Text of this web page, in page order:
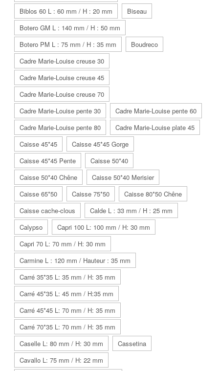
Biblos 60 L : 60 mm / H : 20 mm
Biseau
Botero GM L : 140 mm / H : 50 mm
Botero PM L : 75 mm / H : 35 mm
Boudreco
Cadre Marie-Louise creuse 30
Cadre Marie-Louise creuse 45
Cadre Marie-Louise creuse 70
Cadre Marie-Louise pente 30
Cadre Marie-Louise pente 60
Cadre Marie-Louise pente 80
Cadre Marie-Louise plate 45
Caisse 45*45
Caisse 45*45 Gorge
Caisse 45*45 Pente
Caisse 50*40
Caisse 50*40 Chêne
Caisse 50*40 Merisier
Caisse 65*50
Caisse 75*50
Caisse 80*50 Chêne
Caisse cache-clous
Calde L : 33 mm / H : 25 mm
Calypso
Capri 100 L: 100 mm / H: 30 mm
Capri 70 L: 70 mm / H: 30 mm
Carmine L : 120 mm / Hauteur : 35 mm
Carré 35*35 L: 35 mm / H: 35 mm
Carré 45*35 L: 45 mm / H:35 mm
Carré 45*45 L: 70 mm / H: 35 mm
Carré 70*35 L: 70 mm / H: 35 mm
Caselle L: 80 mm / H: 30 mm
Cassetina
Cavallo L: 75 mm / H: 22 mm